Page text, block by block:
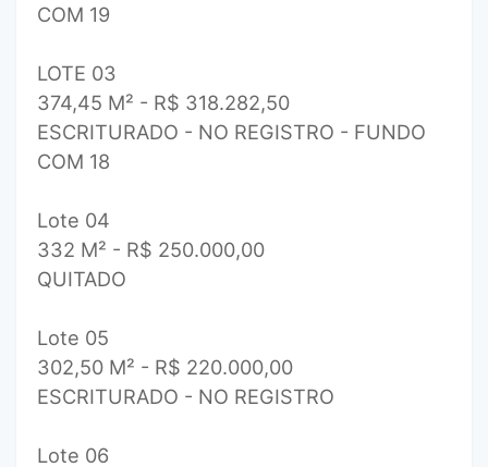
COM 19
LOTE 03
374,45 M² - R$ 318.282,50
ESCRITURADO - NO REGISTRO - FUNDO
COM 18
Lote 04
332 M² - R$ 250.000,00
QUITADO
Lote 05
302,50 M² - R$ 220.000,00
ESCRITURADO - NO REGISTRO
Lote 06